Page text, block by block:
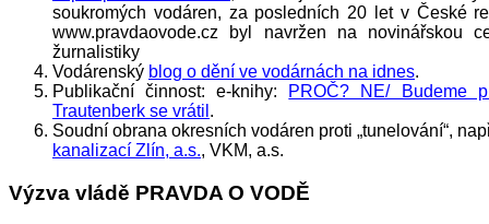
soukromých vodáren, za posledních 20 let v České
www.pravdaovode.cz byl navržen na novinářskou
žurnalistiky
Vodárenský blog o dění ve vodárnách na idnes.
Publikační činnost: e-knihy: PROČ? NE/ Budeme
Trautenberk se vrátil .
Soudní obrana okresních vodáren proti „tunelování“,
kanalizací Zlín, a.s., VKM, a.s.
Výzva vládě PRAVDA O VODĚ